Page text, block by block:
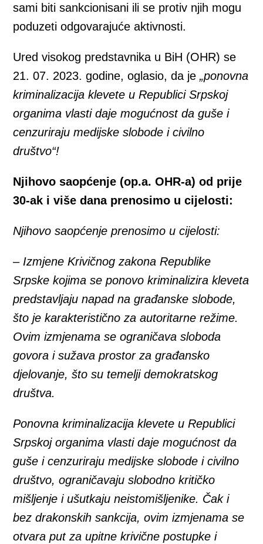
sami biti sankcionisani ili se protiv njih mogu
poduzeti odgovarajuće aktivnosti.
Ured visokog predstavnika u BiH (OHR) se
21. 07. 2023. godine, oglasio, da je„ponovna
kriminalizacija klevete u Republici Srpskoj
organima vlasti daje mogućnost da guše i
cenzuriraju medijske slobode i civilno
društvo“!
Njihovo saopćenje (op.a. OHR-a) od prije
30-ak i više dana prenosimo u cijelosti:
Njihovo saopćenje prenosimo u cijelosti:
– Izmjene Krivičnog zakona Republike
Srpske kojima se ponovo kriminalizira kleveta
predstavljaju napad na građanske slobode,
što je karakteristično za autoritarne režime.
Ovim izmjenama se ograničava sloboda
govora i sužava prostor za građansko
djelovanje, što su temelji demokratskog
društva.
Ponovna kriminalizacija klevete u Republici
Srpskoj organima vlasti daje mogućnost da
guše i cenzuriraju medijske slobode i civilno
društvo, ograničavaju slobodno kritičko
mišljenje i ušutkaju neistomišljenike. Čak i
bez drakonskih sankcija, ovim izmjenama se
otvara put za upitne krivične postupke i